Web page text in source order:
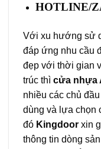
HOTLINE/
Với xu hướng sử
đáp ứng nhu cầu
đẹp với thời gian
trúc thì cửa nhựa
nhiều các chủ
dùng và lựa chọn
đó Kingdoor xin
thông tin dòng